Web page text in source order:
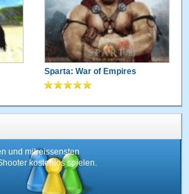
Sparta: War of Empires
und mitreissensten
kostenlos spielen.